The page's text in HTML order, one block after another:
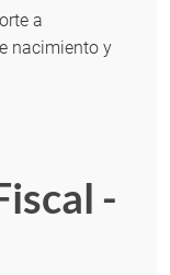
a
nacimiento y
-